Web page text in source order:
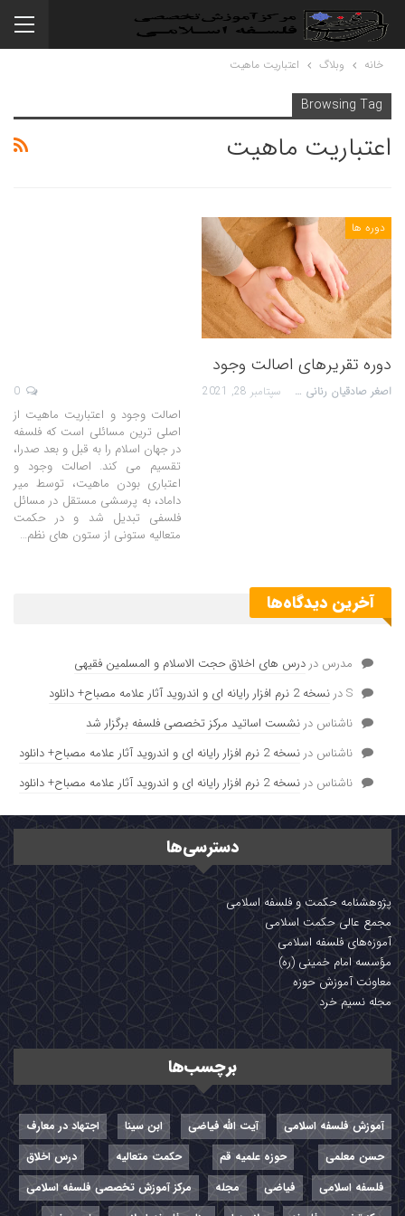
خانه وبلاگ اعتباریت ماهیت
Browsing Tag
اعتباریت ماهیت
دوره ها
دوره تقریرهای اصالت وجود
اصغر صادقیان رنانی سپتامبر 28, 2021
اصالت وجود و اعتباریت ماهیت از
اصلی ترین مسائلی است که فلسفه
در جهان اسلام را به قبل و بعد صدرا،
تقسیم می کند. اصالت وجود و
اعتباری بودن ماهیت، توسط میر
داماد، به پرسشی مستقل در مسائل
فلسفی تبدیل شد و در حکمت
متعالیه ستونی از ستون های نظم…
آخرین دیدگاه‌ها
مدرس در درس های اخلاق حجت الاسلام و المسلمین فقیهی
Sدر نسخه 2 نرم افزار رایانه ای و اندروید آثار علامه مصباح+ دانلود
ناشناس در نشست اساتید مرکز تخصصی فلسفه برگزار شد
ناشناس در نسخه 2 نرم افزار رایانه ای و اندروید آثار علامه مصباح+ دانلود
ناشناس در نسخه 2 نرم افزار رایانه ای و اندروید آثار علامه مصباح+ دانلود
دسترسی‌ها
پژوهشنامه حکمت و فلسفه اسلامی
مجمع عالی حکمت اسلامی
آموزه‌های فلسفه اسلامی
مؤسسه امام خمینی (ره)
معاونت آموزش حوزه
مجله نسیم خرد
برچسب‌ها
آموزش فلسفه اسلامی آیت الله فیاضی ابن سینا
اجتهاد در معارف
حسن معلمی
حوزه علمیه قم حکمت متعالیه
درس اخلاق
فلسفه اسلامی
فیاضی مجله
مرکز آموزش تخصصی فلسفه اسلامی